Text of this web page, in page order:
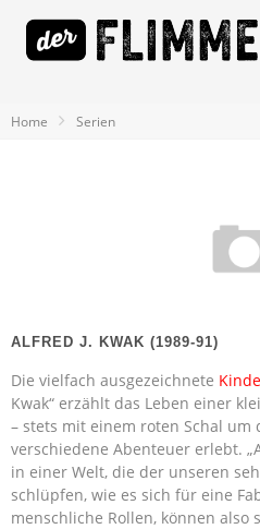
Home Serien
ALFRED J. KWAK (1989-91)
Die vielfach ausgezeichnete
Kwak“ erzählt das Leben einer
– stets mit einem roten Schal um
verschiedene Abenteuer erlebt.
in einer Welt, die der unseren
schlüpfen, wie es sich für eine
menschliche Rollen, können also